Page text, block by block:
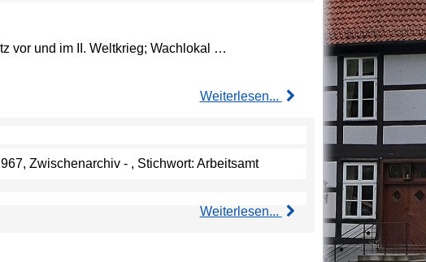
vor und im II. Weltkrieg; Wachlokal …
Weiterlesen...
Zwischenarchiv - , Stichwort: Arbeitsamt
Weiterlesen...